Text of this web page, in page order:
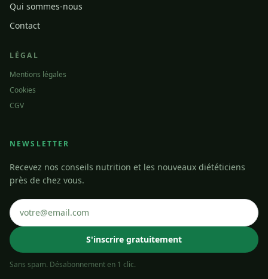
Qui sommes-nous
Contact
LÉGAL
Mentions légales
Cookies
CGV
NEWSLETTER
Recevez nos conseils nutrition et les nouveaux diététiciens
près de chez vous.
S'inscrire gratuitement
Sans spam. Désabonnement en 1 clic.